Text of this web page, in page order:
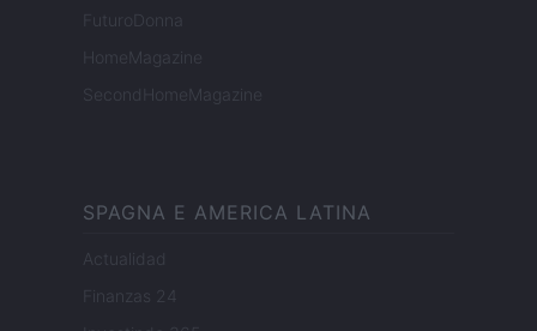
FuturoDonna
HomeMagazine
SecondHomeMagazine
SPAGNA E AMERICA LATINA
Actualidad
Finanzas 24